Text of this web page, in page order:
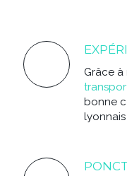
Grâce
bonne